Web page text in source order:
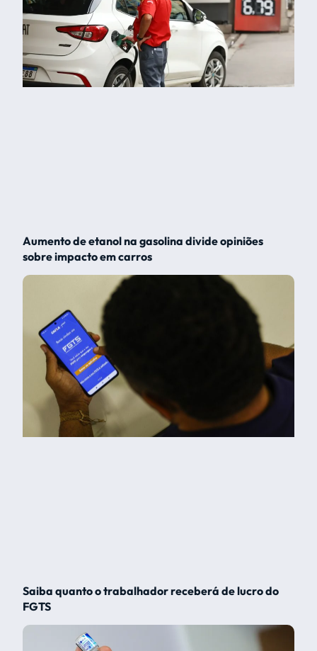
Aumento de etanol na gasolina divide opiniões
sobre impacto em carros
Saiba quanto o trabalhador receberá de lucro do
FGTS